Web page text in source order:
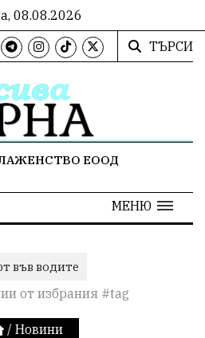
08.08.2026
ТЪРСИ
ЕООД
МЕНЮ
във водите
от избрания #tag
/ Новини